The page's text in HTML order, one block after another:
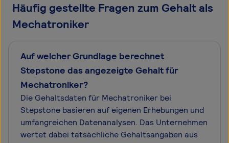
Häufig gestellte Fragen zum Gehalt als
Mechatroniker
Auf welcher Grundlage berechnet
Stepstone das angezeigte Gehalt für
Mechatroniker?
Die Gehaltsdaten für Mechatroniker bei
Stepstone basieren auf eigenen Erhebungen und
umfangreichen Datenanalysen. Das Unternehmen
wertet dabei tatsächliche Gehaltsangaben aus